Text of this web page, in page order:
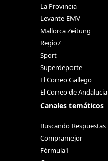
La Provincia
Levante-EMV
Mallorca Zeitung
Regio7
Sport
Superdeporte
El Correo Gallego
El Correo de Andalucia
Canales temáticos
Buscando Respuestas
Compramejor
Fórmula1